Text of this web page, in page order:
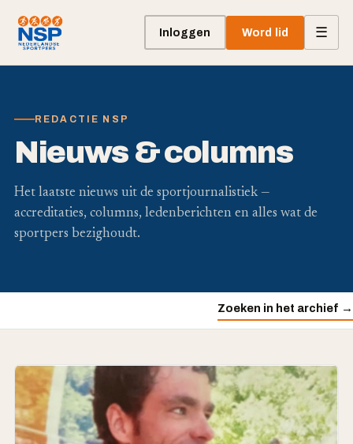
Inloggen Word lid ☰
REDACTIE NSP
Nieuws & columns
Het laatste nieuws uit de sportjournalistiek —
accreditaties, columns, ledenberichten en alles wat de
sportpers bezighoudt.
Zoeken in het archief →
ACTUEEL